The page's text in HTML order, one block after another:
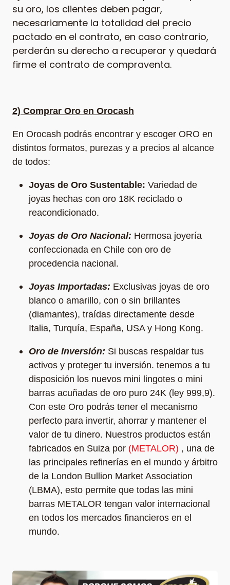
su oro, los clientes deben pagar,
necesariamente la totalidad del precio
pactado en el contrato, en caso contrario,
perderán su derecho a recuperar y quedará
firme el contrato de compraventa.
2) Comprar Oro en Orocash
En Orocash podrás encontrar y escoger ORO en
distintos formatos, purezas y a precios al alcance
de todos:
Joyas de Oro Sustentable: Variedad de
joyas hechas con oro 18K reciclado o
reacondicionado.
Joyas de Oro Nacional: Hermosa joyería
confeccionada en Chile con oro de
procedencia nacional.
Joyas Importadas: Exclusivas joyas de oro
blanco o amarillo, con o sin brillantes
(diamantes), traídas directamente desde
Italia, Turquía, España, USA y Hong Kong.
Oro de Inversión: Si buscas respaldar tus
activos y proteger tu inversión. tenemos a tu
disposición los nuevos mini lingotes o mini
barras acuñadas de oro puro 24K (ley 999,9).
Con este Oro podrás tener el mecanismo
perfecto para invertir, ahorrar y mantener el
valor de tu dinero. Nuestros productos están
fabricados en Suiza por (METALOR) , una de
las principales refinerías en el mundo y árbitro
de la London Bullion Market Association
(LBMA), esto permite que todas las mini
barras METALOR tengan valor internacional
en todos los mercados financieros en el
mundo.